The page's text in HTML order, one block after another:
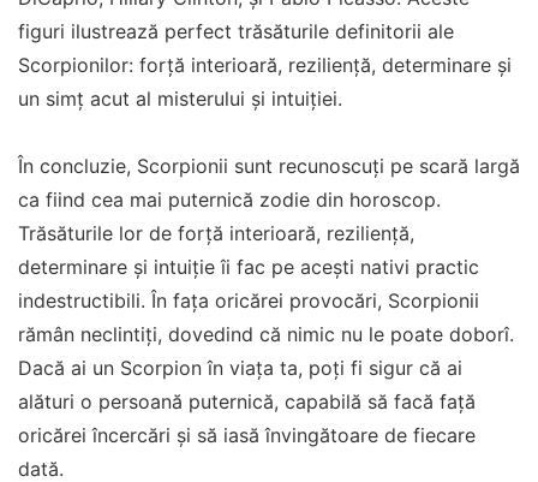
figuri ilustrează perfect trăsăturile definitorii ale
Scorpionilor: forță interioară, reziliență, determinare și
un simț acut al misterului și intuiției.
În concluzie, Scorpionii sunt recunoscuți pe scară largă
ca fiind cea mai puternică zodie din horoscop.
Trăsăturile lor de forță interioară, reziliență,
determinare și intuiție îi fac pe acești nativi practic
indestructibili. În fața oricărei provocări, Scorpionii
rămân neclintiți, dovedind că nimic nu le poate doborî.
Dacă ai un Scorpion în viața ta, poți fi sigur că ai
alături o persoană puternică, capabilă să facă față
oricărei încercări și să iasă învingătoare de fiecare
dată.